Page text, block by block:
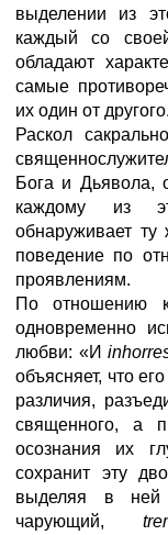
выделении из
каждый со
обладают
самые
их один от другого.
Раскол
Бога и Дьявола,
каждому из
обнаруживает
поведение по
проявлениям.
По отношению к
одновременно
любви: «И
объясняет, что
различия,
священного, а
осознания их
сохранит эту
выделяя в ней
чарующий,